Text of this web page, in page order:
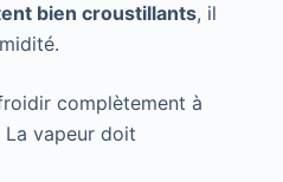
bien croustillants, il
complètement à
La vapeur doit